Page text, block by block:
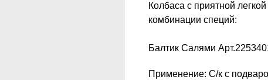
Колбаса с приятной
комбинации специй:
Балтик Салями
Применение: С/к с